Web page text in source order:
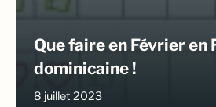
Que faire en Février en
dominicaine !
8 juillet 2023